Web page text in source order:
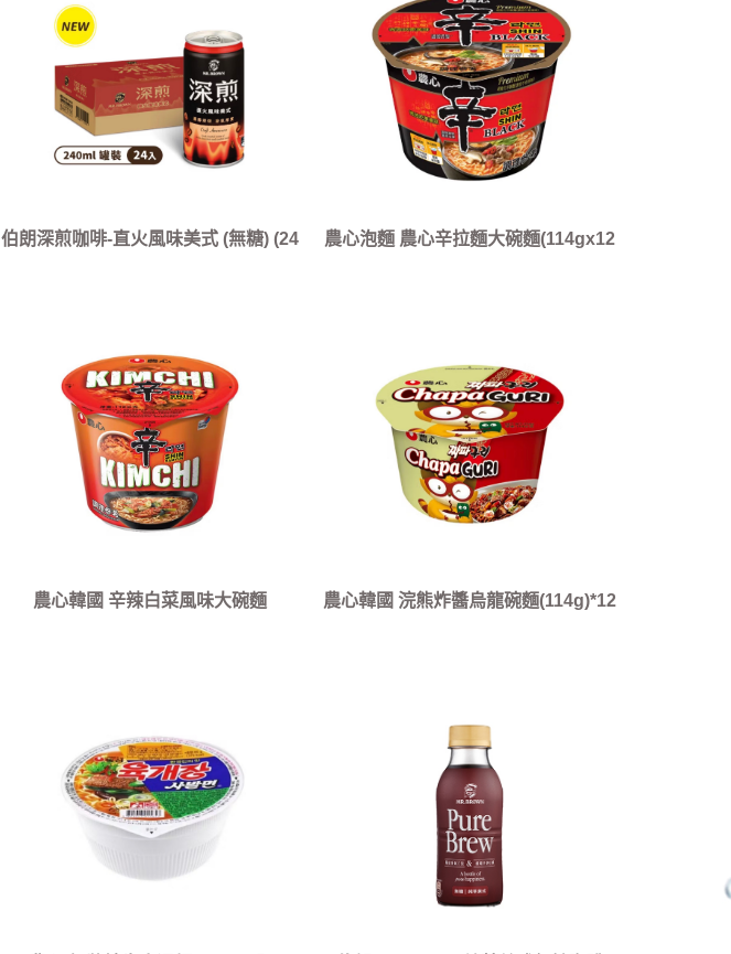
伯朗深煎咖啡-直火風味美式 (無糖) (24
農心泡麵 農心辛拉麵大碗麵(114gx12
農心韓國 辛辣白菜風味大碗麵
農心韓國 浣熊炸醬烏龍碗麵(114g)*12